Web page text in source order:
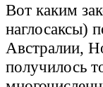
Вот каким
наглосаксы)
Австралии,
получилось